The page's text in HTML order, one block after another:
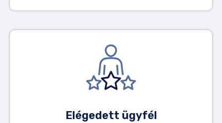
Elégedett ügyfél